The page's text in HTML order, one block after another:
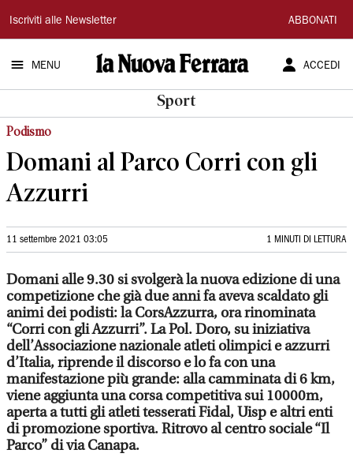
La
Nuova
Ferrara
Iscriviti alle Newsletter ABBONATI
MENU ACCEDI
Sport
Podismo
Domani al Parco Corri con gli
Azzurri
11 settembre 2021 03:05 1 MINUTI DI LETTURA
Domani alle 9.30 si svolgerà la nuova edizione di una
competizione che già due anni fa aveva scaldato gli
animi dei podisti: la CorsAzzurra, ora rinominata
“Corri con gli Azzurri”. La Pol. Doro, su iniziativa
dell’Associazione nazionale atleti olimpici e azzurri
d’Italia, riprende il discorso e lo fa con una
manifestazione più grande: alla camminata di 6 km,
viene aggiunta una corsa competitiva sui 10000m,
aperta a tutti gli atleti tesserati Fidal, Uisp e altri enti
di promozione sportiva. Ritrovo al centro sociale “Il
Parco” di via Canapa.